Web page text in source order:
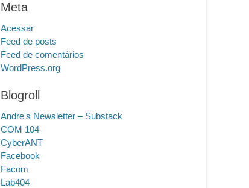
Meta
Acessar
Feed de posts
Feed de comentários
WordPress.org
Blogroll
Andre's Newsletter – Substack
COM 104
CyberANT
Facebook
Facom
Lab404